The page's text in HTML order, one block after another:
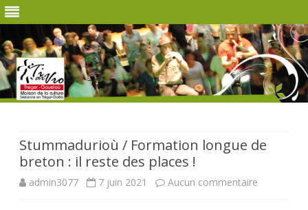
Stummadurioù / Formation longue de
breton : il reste des places !
admin3077 7 juin 2021 Aucun commentaire